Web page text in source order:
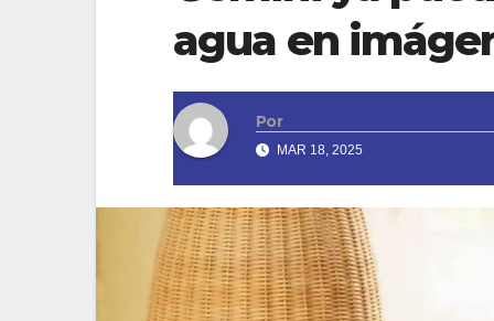
agua en
Por
MAR 18, 2025